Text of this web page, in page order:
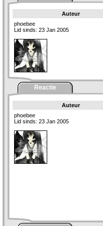
Auteur
phoebee
Lid sinds: 23 Jan 2005
Reactie
Auteur
phoebee
Lid sinds: 23 Jan 2005